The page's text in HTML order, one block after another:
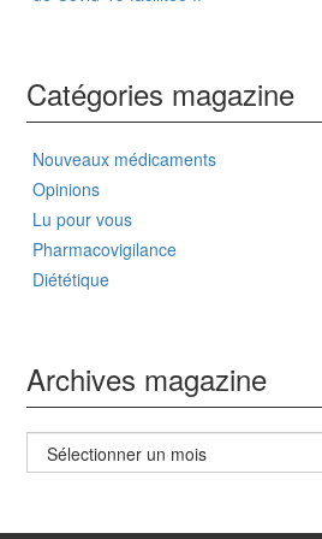
Catégories magazine
Nouveaux médicaments
Opinions
Lu pour vous
Pharmacovigilance
Diététique
Archives magazine
Archives
magazine